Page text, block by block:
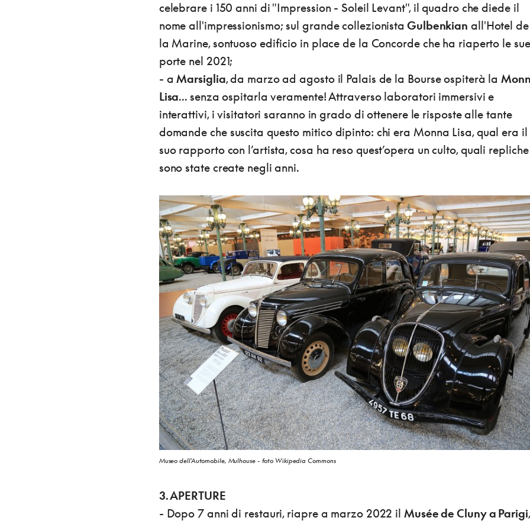
celebrare i 150 anni di "Impression - Soleil Levant", il quadro che diede il
nome all'impressionismo; sul grande collezionista Gulbenkian all'Hotel de
la Marine, sontuoso edificio in place de la Concorde che ha riaperto le sue
porte nel 2021;
- aMarsiglia, da marzo ad agosto il Palais de la Bourse ospiterà la
Lisa... senza ospitarla veramente! Attraverso laboratori immersivi e
interattivi, i visitatori saranno in grado di ottenere le risposte alle tante
domande che suscita questo mitico dipinto: chi era Monna Lisa, qual era il
suo rapporto con l’artista, cosa ha reso quest’opera un culto, quali repliche
sono state create negli anni.
Museo dell'Automobile, Mulhouse - foto Wikipedia Commons​
3. APERTURE
- Dopo 7 anni di restauri, riapre a marzo 2022 il Musée de Cluny a Parigi,